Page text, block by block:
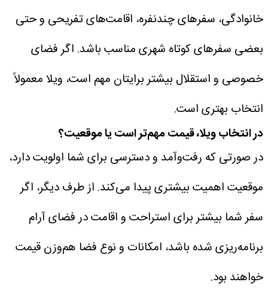
خانوادگی، سفرهای چندنفره، اقامت‌های تفریحی و حتی
بعضی سفرهای کوتاه شهری مناسب باشد. اگر فضای
خصوصی و استقلال بیشتر برایتان مهم است، ویلا معمولاً
انتخاب بهتری است.
در انتخاب ویلا، قیمت مهم‌تر است یا موقعیت؟
در صورتی که رفت‌وآمد و دسترسی برای شما اولویت دارد،
موقعیت اهمیت بیشتری پیدا می‌کند. از طرف دیگر، اگر
سفر شما بیشتر برای استراحت و اقامت در فضای آرام
برنامه‌ریزی شده باشد، امکانات و نوع فضا هم‌وزن قیمت
خواهند بود.